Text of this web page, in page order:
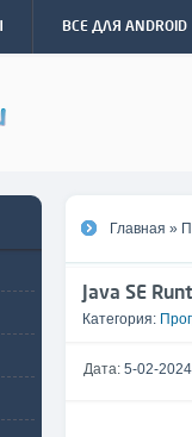
ВСЕ ДЛЯ ANDROID
Главная »
Java SE
Категория:
Дата:5-02-